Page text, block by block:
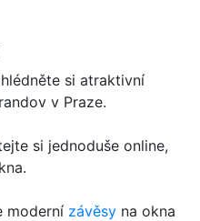
si atraktivní
v Praze.
si jednoduše online,
moderní závěsy na okna